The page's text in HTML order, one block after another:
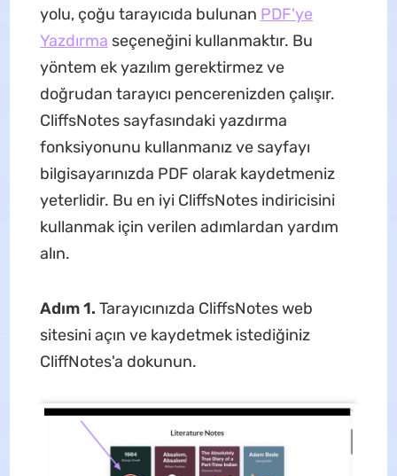
yolu, çoğu tarayıcıda bulunan PDF'ye
Yazdırma seçeneğini kullanmaktır. Bu
yöntem ek yazılım gerektirmez ve
doğrudan tarayıcı pencerenizden çalışır.
CliffsNotes sayfasındaki yazdırma
fonksiyonunu kullanmanız ve sayfayı
bilgisayarınızda PDF olarak kaydetmeniz
yeterlidir. Bu en iyi CliffsNotes indiricisini
kullanmak için verilen adımlardan yardım
alın.
Adım 1. Tarayıcınızda CliffsNotes web
sitesini açın ve kaydetmek istediğiniz
CliffNotes'a dokunun.